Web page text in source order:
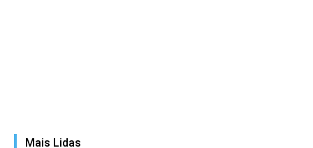
Mais Lidas